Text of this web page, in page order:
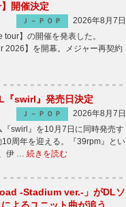
開催決定
Ｊ－ＰＯＰ
2026年8月7日
tour】の開催を発表した。
2026】を開幕。メジャー再契約
『swirl』発売日決定
Ｊ－ＰＯＰ
2026年8月7日
swirl』を10月7日に同時発売す
周年を迎える。『39rpm』とい
伊 … 続きを読む
-Stadium ver.-」がDLソ